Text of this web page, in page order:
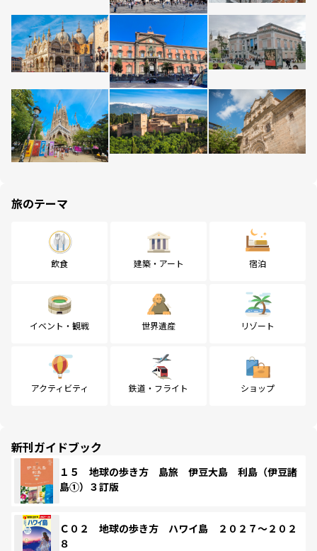
旅のテーマ
飲食 建築・アート 宿泊
イベント・観戦 世界遺産 リゾート
アクティビティ 鉄道・フライト ショップ
新刊ガイドブック
１５ 地球の歩き方 島旅 伊豆大島 利島（伊豆諸
島①）３訂版
Ｃ０２ 地球の歩き方 ハワイ島 ２０２７～２０２
８